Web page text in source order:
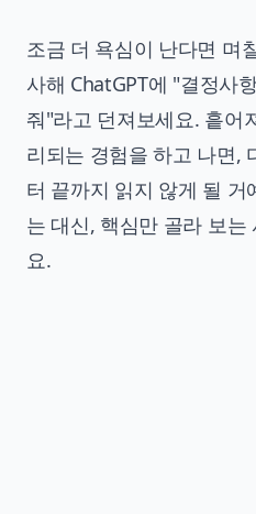
조금 더 욕심이 난다면 며
사해 ChatGPT에 "결정사
줘"라고 던져보세요. 흩어
리되는 경험을 하고 나면,
터 끝까지 읽지 않게 될 거
는 대신, 핵심만 골라 보는
요.